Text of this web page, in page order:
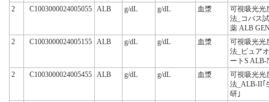
2
C1003000024005055 ALB g/dL g/dL 血漿
可視吸光光
法_コバス試
薬 ALB
2
C1003000024005155 ALB g/dL g/dL 血漿
可視吸光光
法_ピュアオ
ートS ALB-
2
C1003000024005455 ALB g/dL g/dL 血漿
可視吸光光
法_ALB-II｢
研｣